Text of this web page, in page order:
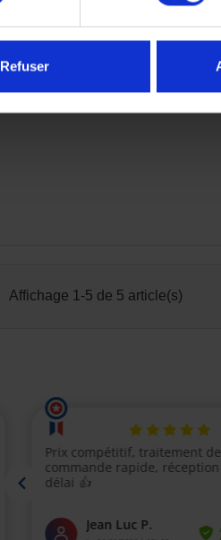
Refuser
65,90 €
Affichage 1-5 de 5 article(s)